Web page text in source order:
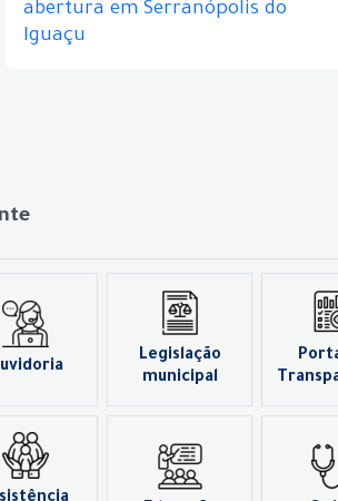
abertura em Serranópolis do
Iguaçu
Legislação
municipal